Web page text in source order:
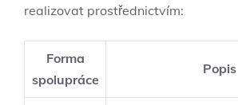
realizovat prostřednictvím:
Forma
spolupráce
Popis